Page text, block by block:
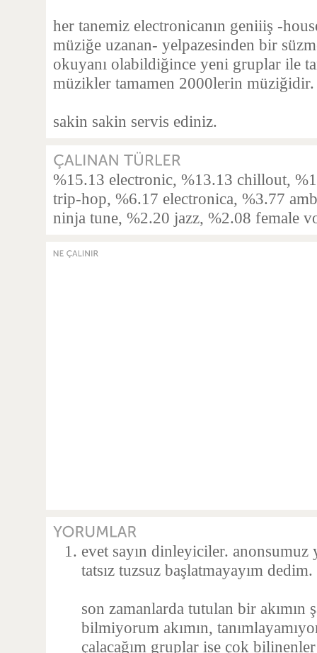
her tanemiz electronicanın geniiiş -
müziğe uzanan- yelpazesinden bir
okuyanı olabildiğince yeni gruplar ile
müzikler tamamen 2000lerin
sakin sakin servis ediniz.
%15.13 electronic, %13.13 chillout,
trip-hop, %6.17 electronica, %3.77
ninja tune, %2.20 jazz, %2.08 female
evet sayın dinleyiciler.
tatsız tuzsuz başlatmayayım dedim.
son zamanlarda tutulan bir akımın
bilmiyorum akımın,
çalacağım gruplar ise çok